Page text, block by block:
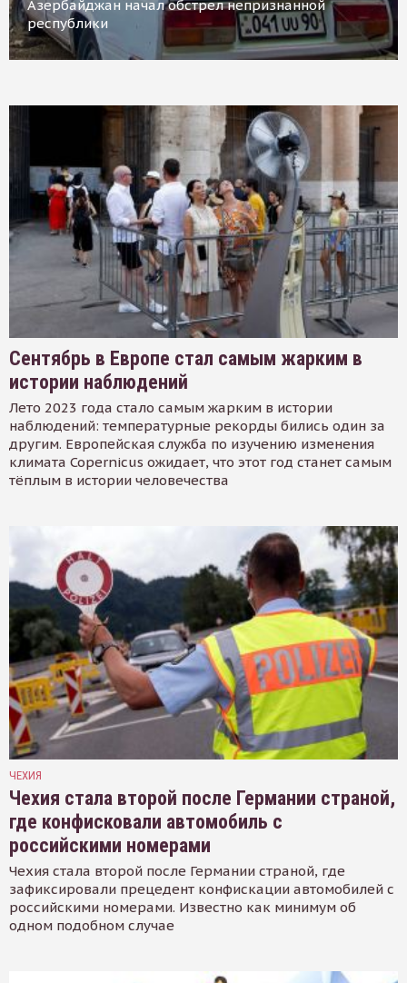
Азербайджан начал обстрел непризнанной
республики
Сентябрь в Европе стал самым жарким в
истории наблюдений
Лето 2023 года стало самым жарким в истории
наблюдений: температурные рекорды бились один за
другим. Европейская служба по изучению изменения
климата Copernicus ожидает, что этот год станет самым
тёплым в истории человечества
ЧЕХИЯ
Чехия стала второй после Германии страной,
где конфисковали автомобиль с
российскими номерами
Чехия стала второй после Германии страной, где
зафиксировали прецедент конфискации автомобилей с
российскими номерами. Известно как минимум об
одном подобном случае